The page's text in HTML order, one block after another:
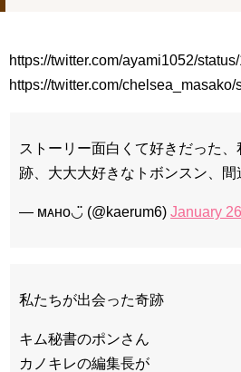
九尾狐外伝 第２話 キム・ジウ チ
九尾狐外伝 メイキング03 ハン・
チョ・ヒョンジェ 조현재 九
「ライフ・ オン・ マーズ」2019
レンタル開始！
(ENG SUB) Behind The Scene
ユン・ギュンサン、番組にも登
復…痩せたのはソン・ジェリムのせい
キム・ユジョン、美しいセルフシ
いでしょ？” Big News TV
キム・ユジョン、新ドラマ「まず
https://twitter.com/ayami1052/
https://twitter.com/
ストーリー面白くて好きだった
跡、大大大好きなトボンスン、間
— ᴍᴀʜᴏ◡̈ (@kaerum6) January
私たちが出会った奇跡
キム秘書のポンさん
カノキレの編集長が